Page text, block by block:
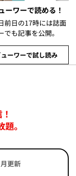
ーワーで読める！
前日の17時には誌面
でも記事を公開。
ーワーで試し読み
。
更新